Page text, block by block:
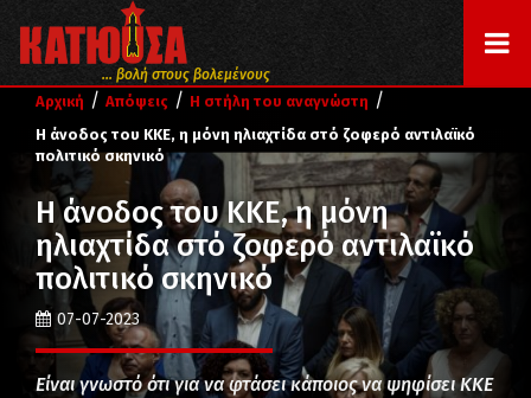
... βολή στους βολεμένους
Αρχική / Απόψεις / Η στήλη του αναγνώστη /
Η άνοδος του ΚΚΕ, η μόνη ηλιαχτίδα στό ζοφερό αντιλαϊκό
πολιτικό σκηνικό
Η άνοδος του ΚΚΕ, η μόνη
ηλιαχτίδα στό ζοφερό αντιλαϊκό
πολιτικό σκηνικό
07-07-2023
Είναι γνωστό ότι για να φτάσει κάποιος να ψηφίσει ΚΚΕ